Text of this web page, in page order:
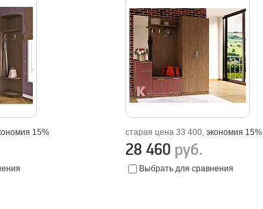
15% старая цена 33 400,экономия 15%
28 460 руб.
Выбрать для сравнения